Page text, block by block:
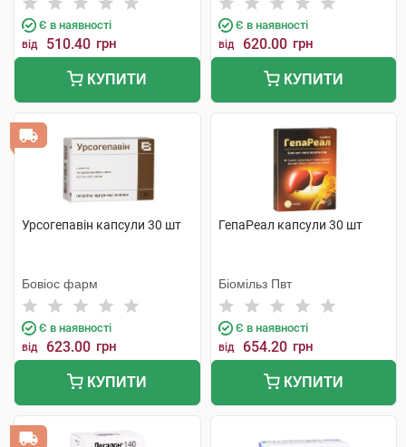
Є в наявності
від 510.40 грн
КУПИТИ
Є в наявності
від 620.00 грн
КУПИТИ
Урсогепавін капсули 30 шт
Бовіос фарм
Є в наявності
від 623.00 грн
КУПИТИ
ГепаРеал капсули 30 шт
Біомільз Пвт
Є в наявності
від 654.20 грн
КУПИТИ